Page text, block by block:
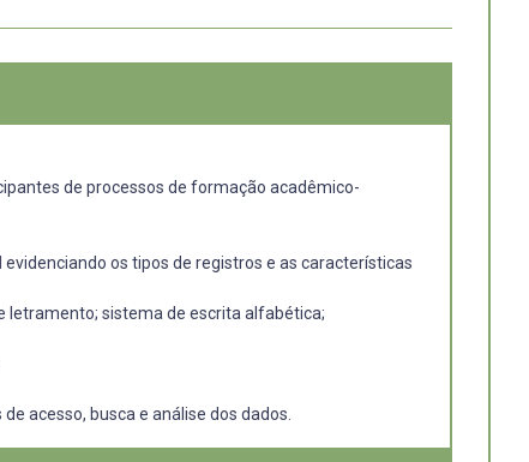
de processos de formação acadêmico-
os tipos de registros e as características
letramento; sistema de escrita alfabética;
acesso, busca e análise dos dados.